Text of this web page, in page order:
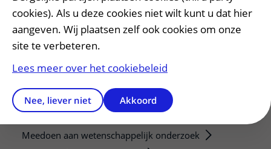
Patiëntenservice
Meedoen aan wetenschappelijk onderzoek
cookies). Als u deze cookies niet wilt kunt u dat hier
aangeven. Wij plaatsen zelf ook cookies om onze
site te verbeteren.
Lees meer over het cookiebeleid
Nee, liever niet Akkoord